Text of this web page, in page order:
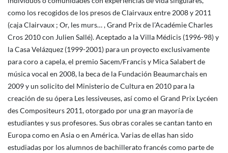
como los recogidos de los presos de Clairvaux entre 2008 y 2011
(caja Clairvaux ; Or, les murs… , Grand Prix de l’Académie Charles
Cros 2010 con Julien Sallé). Aceptado a la Villa Médicis (1996-98) y
la Casa Velázquez (1999-2001) para un proyecto exclusivamente
para coro a capela, el premio Sacem/Francis y Mica Salabert de
música vocal en 2008, la beca de la Fundación Beaumarchais en
2009 y un solicito del Ministerio de Cultura en 2010 para la
creación de su ópera Les lessiveuses, así como el Grand Prix Lycéen
des Compositeurs 2011, otorgado por una gran mayoría de
estudiantes y sus profesores. Sus obras corales se cantan tanto en
Europa como en Asia o en América. Varias de ellas han sido
estudiadas por los alumnos de bachillerato francés como parte de